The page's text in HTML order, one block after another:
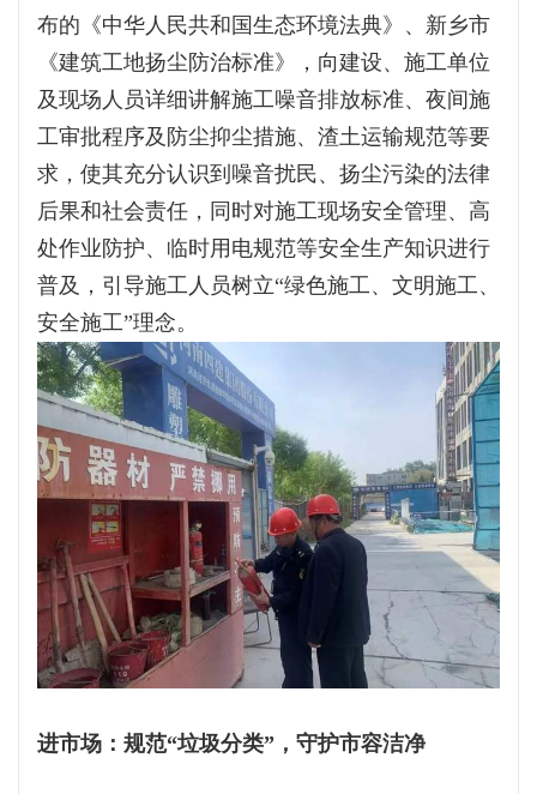
布的《中华人民共和国生态环境法典》、新乡市
《建筑工地扬尘防治标准》，向建设、施工单位
及现场人员详细讲解施工噪音排放标准、夜间施
工审批程序及防尘抑尘措施、渣土运输规范等要
求，使其充分认识到噪音扰民、扬尘污染的法律
后果和社会责任，同时对施工现场安全管理、高
处作业防护、临时用电规范等安全生产知识进行
普及，引导施工人员树立“绿色施工、文明施工、
安全施工”理念。
进市场：规范“垃圾分类”，守护市容洁净